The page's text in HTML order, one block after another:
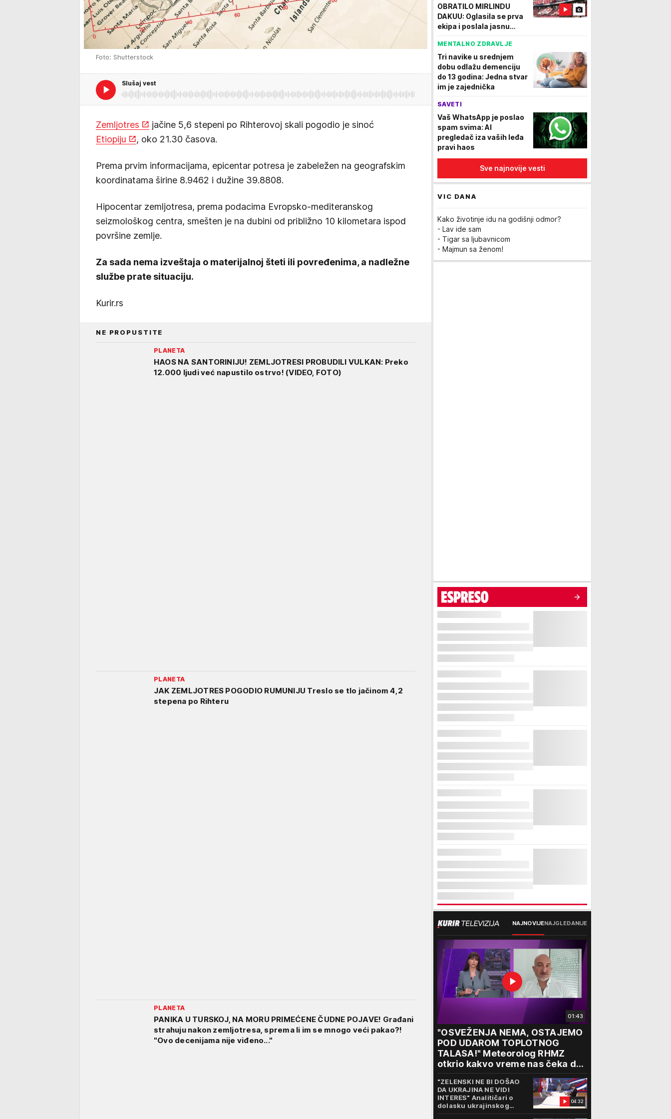
Foto: Shutterstock
Slušaj vest
Zemljotres
jačine 5,6 stepeni po Rihterovoj skali pogodio je sinoć
Etiopiju
, oko 21.30 časova.
Prema prvim informacijama, epicentar potresa je zabeležen na geografskim
koordinatama širine 8.9462 i dužine 39.8808.
Hipocentar zemljotresa, prema podacima Evropsko-mediteranskog
seizmološkog centra, smešten je na dubini od približno 10 kilometara ispod
površine zemlje.
Za sada nema izveštaja o materijalnoj šteti ili povređenima, a nadležne
službe prate situaciju.
Kurir.rs
NE PROPUSTITE
PLANETA
HAOS NA SANTORINIJU! ZEMLJOTRESI PROBUDILI VULKAN: Preko
12.000 ljudi već napustilo ostrvo! (VIDEO, FOTO)
PLANETA
JAK ZEMLJOTRES POGODIO RUMUNIJU Treslo se tlo jačinom 4,2
stepena po Rihteru
PLANETA
PANIKA U TURSKOJ, NA MORU PRIMEĆENE ČUDNE POJAVE! Građani
strahuju nakon zemljotresa, sprema li im se mnogo veći pakao?!
"Ovo decenijama nije viđeno..."
OBRATILO MIRLINDU
DAKUU: Oglasila se prva
ekipa i poslala jasnu
MENTALNO ZDRAVLJE
Tri navike u srednjem
dobu odlažu demenciju
do 13 godina: Jedna stvar
im je zajednička
SAVETI
Vaš WhatsApp je poslao
spam svima: AI
pregledač iza vaših leđa
pravi haos
Sve najnovije vesti
VIC DANA
Kako životinje idu na godišnji odmor?
- Lav ide sam
- Tigar sa ljubavnicom
- Majmun sa ženom!
NAJNOVIJENAJGLEDANIJE
01:43
"OSVEŽENJA NEMA, OSTAJEMO
POD UDAROM TOPLOTNOG
TALASA!" Meteorolog RHMZ
otkrio kakvo vreme nas čeka do
kraja avgusta
04:32
"ZELENSKI NE BI DOŠAO
DA UKRAJINA NE VIDI
INTERES" Analitičari o
dolasku ukrajinskog
predsednika u Beograd: